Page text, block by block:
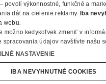
Spôsoby platby
Záruky, servis a reklamácie
Ochrana osobných údajov
Informácie o cookies
Ako nakupovať
Online dopyt
Reklamačný formulár
E-procurement
Vlastná výroba nábytku
Vyhlásenie o prístupnosti
O FIRME
O nás
Kontakty
Členstvo v organizáciach
B2B Partner ČR
B2B Partner Poľsko
© 2010 - 2026 B2B Partner
Profesionálny e-shop
povolí výkonnostné, funkčné a
dát na cielenie reklamy.
Iba
webu.
možno kedykoľvek zmeniť v
spracovania údajov navštívte našu
NASTAVENIE
IBA NEVYHNUTNÉ COOKIES